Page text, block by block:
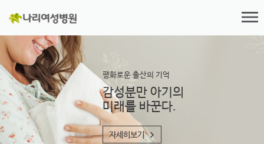
평화로운 출산의 기억
감성분만 아기의
미래를 바꾼다.
자세히보기